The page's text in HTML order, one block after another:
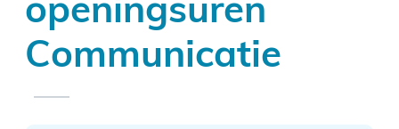
openingsuren
Communicatie